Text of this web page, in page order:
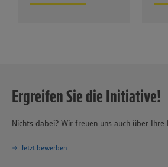
Ergreifen Sie die Initiative!
Nichts dabei? Wir freuen uns auch über
Jetzt bewerben